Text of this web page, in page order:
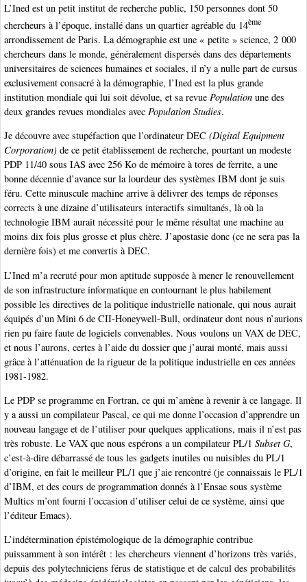
L’Ined est un petit institut de recherche public, 150 personnes dont 50
chercheurs à l’époque, installé dans un quartier agréable du 14ème
arrondissement de Paris. La démographie est une « petite » science, 2 000
chercheurs dans le monde, généralement dispersés dans des départements
universitaires de sciences humaines et sociales, il n’y a nulle part de cursus
exclusivement consacré à la démographie, l’Ined est la plus grande
institution mondiale qui lui soit dévolue, et sa revue Population une des
deux grandes revues mondiales avec Population Studies.
Je découvre avec stupéfaction que l’ordinateur DEC (Digital Equipment
Corporation) de ce petit établissement de recherche, pourtant un modeste
PDP 11/40 sous IAS avec 256 Ko de mémoire à tores de ferrite, a une
bonne décennie d’avance sur la lourdeur des systèmes IBM dont je suis
féru. Cette minuscule machine arrive à délivrer des temps de réponses
corrects à une dizaine d’utilisateurs interactifs simultanés, là où la
technologie IBM aurait nécessité pour le même résultat une machine au
moins dix fois plus grosse et plus chère. J’apostasie donc (ce ne sera pas la
dernière fois) et me convertis à DEC.
L’Ined m’a recruté pour mon aptitude supposée à mener le renouvellement
de son infrastructure informatique en contournant le plus habilement
possible les directives de la politique industrielle nationale, qui nous aurait
équipés d’un Mini 6 de CII-Honeywell-Bull, ordinateur dont nous n’aurions
rien pu faire faute de logiciels convenables. Nous voulons un VAX de DEC,
et nous l’aurons, certes à l’aide du dossier que j’aurai monté, mais aussi
grâce à l’atténuation de la rigueur de la politique industrielle en ces années
1981-1982.
Le PDP se programme en Fortran, ce qui m’amène à revenir à ce langage. Il
y a aussi un compilateur Pascal, ce qui me donne l’occasion d’apprendre un
nouveau langage et de l’utiliser pour quelques applications, mais il n’est pas
très robuste. Le VAX que nous espérons a un compilateur PL/1 Subset G,
c’est-à-dire débarrassé de tous les gadgets inutiles ou nuisibles du PL/1
d’origine, en fait le meilleur PL/1 que j’aie rencontré (je connaissais le PL/1
d’IBM, et des cours de programmation donnés à l’Ensae sous système
Multics m’ont fourni l’occasion d’utiliser celui de ce système, ainsi que
l’éditeur Emacs).
L’indétermination épistémologique de la démographie contribue
puissamment à son intérêt : les chercheurs viennent d’horizons très variés,
depuis des polytechniciens férus de statistique et de calcul des probabilités